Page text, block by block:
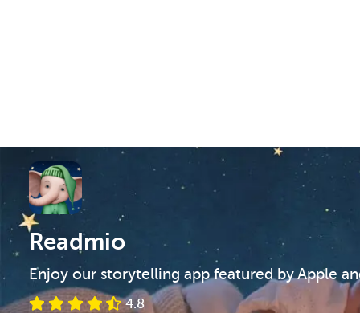
Readmio
Enjoy our storytelling app featured by Apple
4.8